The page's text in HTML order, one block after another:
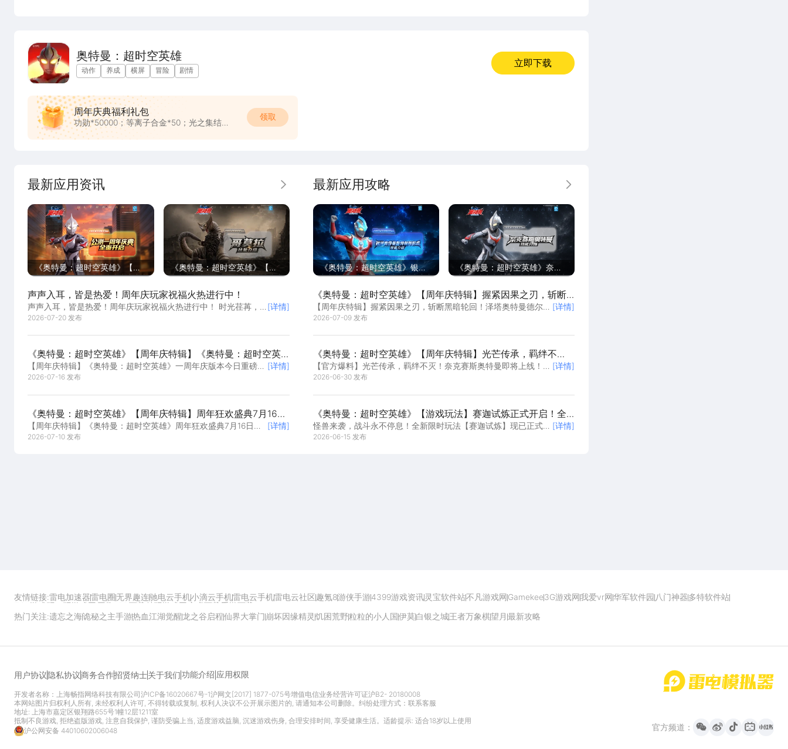
奥特曼：超时空英雄
动作 养成 横屏 冒险 剧情
立即下载
周年庆典福利礼包
功勋*50000；等离子合金*50；光之集结券
*1
领取
最新应用资讯 更多
《奥特曼：超时空英雄》【周
式开启！
《奥特曼：超时空英雄》【周
月29日怪兽殿下降临！
声声入耳，皆是热爱！周年庆玩家祝福火热进行中！
声声入耳，皆是热爱！周年庆玩家祝福火热进行中！ 时光荏苒，
我们迎来了一周年的重要时刻。在这段并肩作战...
[详情]
2026-07-20 发布
《奥特曼：超时空英雄》【周年庆特辑】《奥特曼：超时空英
雄》一周年庆版本今日重磅开启！
【周年庆特辑】《奥特曼：超时空英雄》一周年庆版本今日重磅开
启！ 光辉汇聚，群星闪耀！《奥特曼：超时空...
[详情]
2026-07-16 发布
《奥特曼：超时空英雄》【周年庆特辑】周年狂欢盛典7月16日
即将开启！
【周年庆特辑】《奥特曼：超时空英雄》周年狂欢盛典7月16日即
将开启！ 宇宙初生的光芒，见证一年的不灭...
[详情]
2026-07-10 发布
最新应用攻略 更多
《奥特曼：超时空英雄》银河
绍！
《奥特曼：超时空英雄》奈克
绍！
《奥特曼：超时空英雄》【周年庆特辑】握紧因果之刃，斩断
黑暗轮回！泽塔奥特曼德尔塔天爪即将上线！
【周年庆特辑】握紧因果之刃，斩断黑暗轮回！泽塔奥特曼德尔塔
天爪即将上线！ 队员们请注意，奥奥队长带来...
[详情]
2026-07-09 发布
《奥特曼：超时空英雄》【周年庆特辑】光芒传承，羁绊不
灭！奈克赛斯奥特曼即将上线！
【官方爆料】光芒传承，羁绊不灭！奈克赛斯奥特曼即将上线！
队员们请注意，奥奥队长带来最新消息！他是继...
[详情]
2026-06-30 发布
《奥特曼：超时空英雄》【游戏玩法】赛迦试炼正式开启！全
新玩法上线，180秒极限挑战！
怪兽来袭，战斗永不停息！全新限时玩法【赛迦试炼】现已正式上
线！ 在这里，没有复杂的机制，没有繁琐的目...
[详情]
2026-06-15 发布
友情链接:雷电加速器雷电圈无界趣连驰电云手机小滴云手机雷电云手机雷电云社区趣氪8游侠手游4399游戏资讯灵宝软件站不凡游戏网Gamekee3G游戏网我爱vr网华军软件园八门神器多特软件站
ZOL游戏 玩一玩游戏网 历趣APP下载 特玩游戏网 安卓下载 手游下载
热门关注:遗忘之海诡秘之主手游热血江湖觉醒龙之谷启程仙界大掌门崩坏因缘精灵 饥困荒野粒粒的小人国伊莫白银之城王者万象棋望月 最新攻略
用户协议 隐私协议商务合作招贤纳士关于我们功能介绍 应用权限
开发者名称：上海畅指网络科技有限公司 沪ICP备16020667号-1沪网文[2017] 1877-075号增值电信业务经营许可证沪B2- 20180008
本网站图片归权利人所有, 未经权利人许可, 不得转载或复制, 权利人决议不公开展示图片的, 请通知本公司删除。纠纷处理方式： 联系客服
地址: 上海市嘉定区银翔路655号1幢12层1211室
抵制不良游戏, 拒绝盗版游戏, 注意自我保护, 谨防受骗上当, 适度游戏益脑, 沉迷游戏伤身, 合理安排时间, 享受健康生活。适龄提示: 适合18岁以上使用
沪公网安备 44010602006048
首页
官方频道： 微信 微博 抖音 哔哩哔哩
小红书